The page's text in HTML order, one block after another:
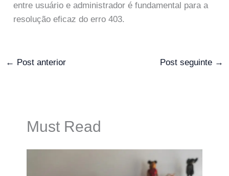
entre usuário e administrador é fundamental para a
resolução eficaz do erro 403.
← Post anterior Post seguinte →
Must Read